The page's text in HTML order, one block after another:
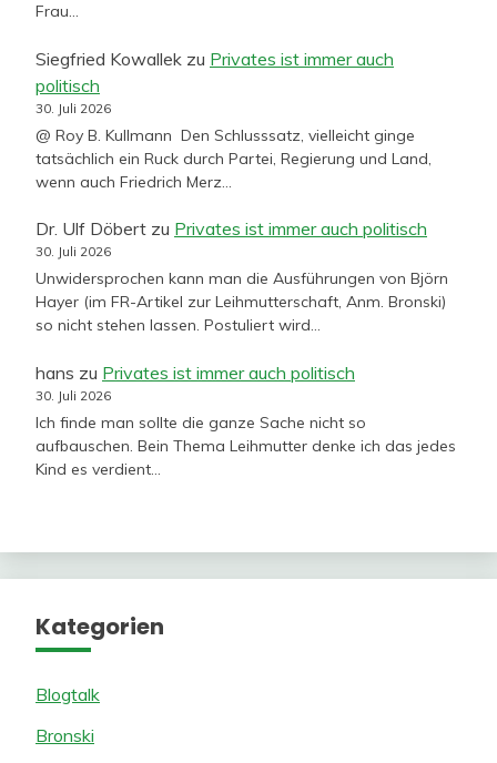
Frau…
Siegfried Kowallek zu Privates ist immer auch
politisch
30. Juli 2026
@ Roy B. Kullmann Den Schlusssatz, vielleicht ginge
tatsächlich ein Ruck durch Partei, Regierung und Land,
wenn auch Friedrich Merz…
Dr. Ulf Döbert zu Privates ist immer auch politisch
30. Juli 2026
Unwidersprochen kann man die Ausführungen von Björn
Hayer (im FR-Artikel zur Leihmutterschaft, Anm. Bronski)
so nicht stehen lassen. Postuliert wird…
hans zu Privates ist immer auch politisch
30. Juli 2026
Ich finde man sollte die ganze Sache nicht so
aufbauschen. Bein Thema Leihmutter denke ich das jedes
Kind es verdient…
Kategorien
Blogtalk
Bronski